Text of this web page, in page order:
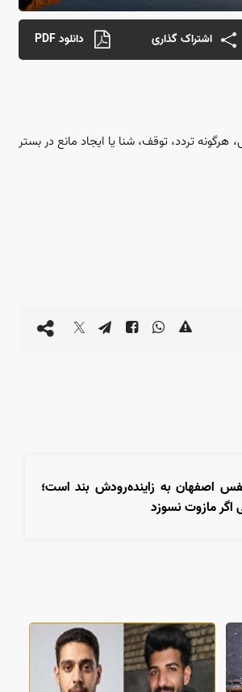
اشتراک گذاری دانلود PDF
هرگونه تردد، توقف، شنا یا ایجاد مانع در بستر
اصفهان به زاینده‌رودش بند است؛
اگر مازوت نسوزد